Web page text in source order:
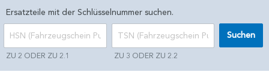
Ersatzteile mit der Schlüsselnummer suchen.
ZU 2 ODER ZU 2.1 ZU 3 ODER ZU 2.2
Suchen